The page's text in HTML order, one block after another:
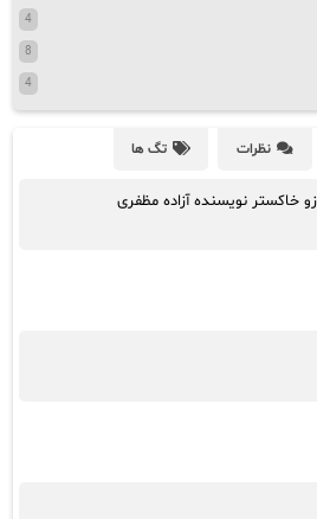
4
8
4
نظرات تگ ها
خاکستر نویسنده آزاده مظفری